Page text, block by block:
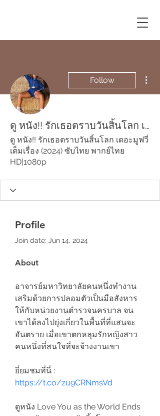
Follow
ดู หนัง!! รักเธอตราบวันสิ้นโลก เดอะมูฟวี่ เต็มเรื่อง (2024) ซับไทย พากย์ไทย HD|1080p
ดู หนัง!! รักเธอตราบวันสิ้นโลก เดอะมูฟวี่
เต็มเรื่อง (2024) ซับไทย พากย์ไทย
HD|1080p
Profile
Join date: Jun 14, 2024
About
อาจารย์มหาวิทยาลัยคนหนึ่งทำงาน
เสริมด้วยการปลอมตัวเป็นมือสังหาร
ให้กับหน่วยงานตำรวจนครบาล จน
เขาได้ลงไปยุ่งเกี่ยวในพื้นที่ที่แสนจะ
อันตราย เมื่อเขาตกหลุมรักหญิงสาว
คนหนึ่งที่สนใจที่จะจ้างงานเขา
ยี่ยมชมที่นี่ :
https://t.co/zu9CRNmsVd
ดูหนัง Love You as the World Ends